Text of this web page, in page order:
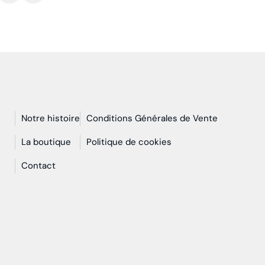
Notre histoire
La boutique
Contact
Conditions Générales de Vente
Politique de cookies